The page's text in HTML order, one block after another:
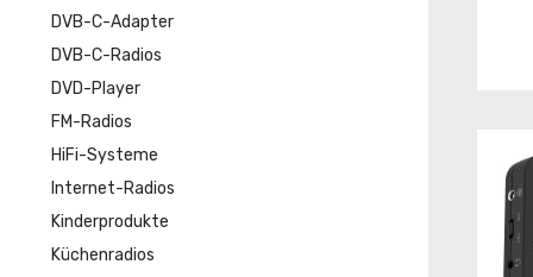
DVB-C-Adapter
DVB-C-Radios
DVD-Player
FM-Radios
HiFi-Systeme
Internet-Radios
Kinderprodukte
Küchenradios